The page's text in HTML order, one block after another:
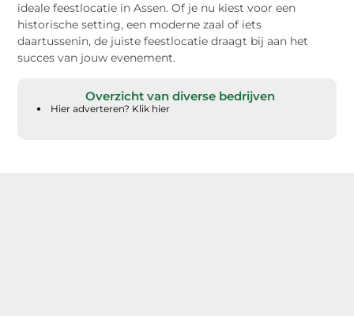
ideale feestlocatie in Assen. Of je nu kiest voor een
historische setting, een moderne zaal of iets
daartussenin, de juiste feestlocatie draagt bij aan het
succes van jouw evenement.
Overzicht van diverse bedrijven
Hier adverteren? Klik hier